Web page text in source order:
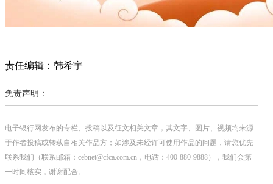
责任编辑：韩希宇
免责声明：
电子银行网发布的专栏、投稿以及征文相关文章，其文字、图片、视频均来源
于作者投稿或转载自相关作品方；如涉及未经许可使用作品的问题，请您优先
联系我们（联系邮箱：cebnet@cfca.com.cn，电话：400-880-9888），我们会第
一时间核实，谢谢配合。